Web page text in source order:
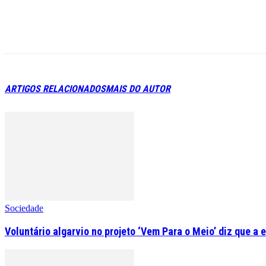
ARTIGOS RELACIONADOSMAIS DO AUTOR
Sociedade
Voluntário algarvio no projeto ‘Vem Para o Meio’ diz que